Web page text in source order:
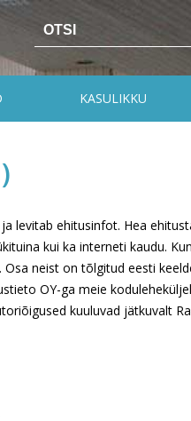
KASULIKKU
levitab ehitusinfot. Hea
kui ka interneti kaudu.
neist on tõlgitud eesti
OY-ga meie
kuuluvad jätkuvalt